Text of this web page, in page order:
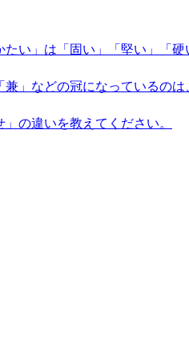
たい」は「固い」「堅い」「
兼」などの冠になっているの
」の違いを教えてください。